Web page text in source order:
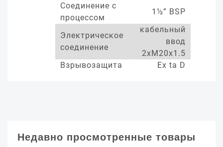
Соединение с
процессом
1½” BSP
Электрическое
соединение
кабельный
ввод
2xM20x1.5
Взрывозащита
Ex ta D
Недавно просмотренные товары